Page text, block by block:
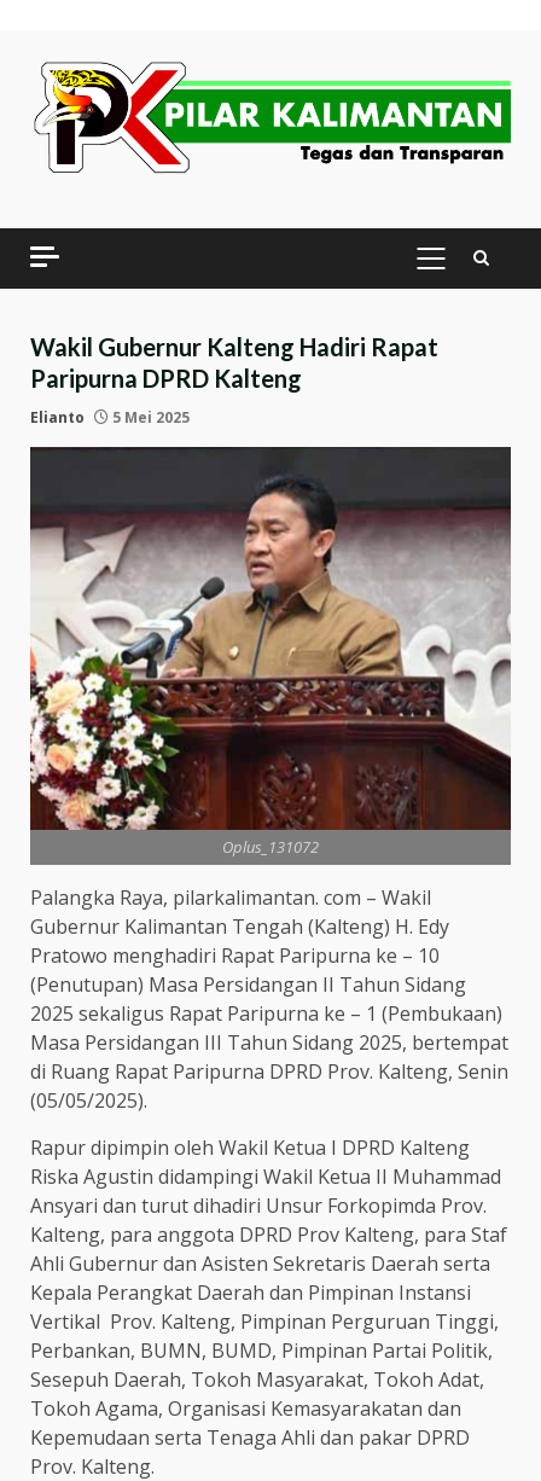
content
PRIMARY
MENU
Wakil Gubernur Kalteng Hadiri Rapat
Paripurna DPRD Kalteng
Elianto 5 Mei 2025
Oplus_131072
Palangka Raya, pilarkalimantan. com – Wakil
Gubernur Kalimantan Tengah (Kalteng) H. Edy
Pratowo menghadiri Rapat Paripurna ke – 10
(Penutupan) Masa Persidangan II Tahun Sidang
2025 sekaligus Rapat Paripurna ke – 1 (Pembukaan)
Masa Persidangan III Tahun Sidang 2025, bertempat
di Ruang Rapat Paripurna DPRD Prov. Kalteng, Senin
(05/05/2025).
Rapur dipimpin oleh Wakil Ketua I DPRD Kalteng
Riska Agustin didampingi Wakil Ketua II Muhammad
Ansyari dan turut dihadiri Unsur Forkopimda Prov.
Kalteng, para anggota DPRD Prov Kalteng, para Staf
Ahli Gubernur dan Asisten Sekretaris Daerah serta
Kepala Perangkat Daerah dan Pimpinan Instansi
Vertikal Prov. Kalteng, Pimpinan Perguruan Tinggi,
Perbankan, BUMN, BUMD, Pimpinan Partai Politik,
Sesepuh Daerah, Tokoh Masyarakat, Tokoh Adat,
Tokoh Agama, Organisasi Kemasyarakatan dan
Kepemudaan serta Tenaga Ahli dan pakar DPRD
Prov. Kalteng.